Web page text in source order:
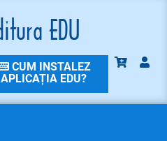
CUM INSTALEZ
APLICAȚIA EDU?